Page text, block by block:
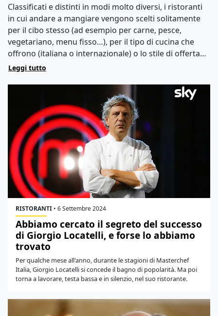
Classificati e distinti in modi molto diversi, i ristoranti
in cui andare a mangiare vengono scelti solitamente
per il cibo stesso (ad esempio per carne, pesce,
vegetariano, menu fisso…), per il tipo di cucina che
offrono (italiana o internazionale) o lo stile di offerta
(trattorie e osterie tradizionali, tapas bar, sushi bar,
vorresti
: da quelli poco costosi e
informali ai ristoranti stellati della Guida Michelin che
servono cibo raffinato e vini pregiati in un ambiente
formale.
Leggi tutto
RISTORANTI • 6 Settembre 2024
Abbiamo cercato il segreto del successo
di Giorgio Locatelli, e forse lo abbiamo
trovato
Per qualche mese all'anno, durante le stagioni di Masterchef
Italia, Giorgio Locatelli si concede il bagno di popolarità. Ma poi
torna a lavorare, testa bassa e in silenzio, nel suo ristorante.